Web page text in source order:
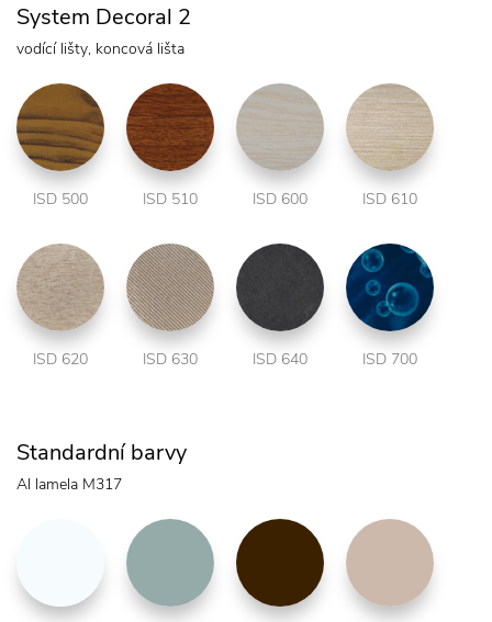
System Decoral 2
vodící lišty, koncová lišta
ISD 500 ISD 510 ISD 600 ISD 610
ISD 620 ISD 630 ISD 640 ISD 700
Standardní barvy
Al lamela M317